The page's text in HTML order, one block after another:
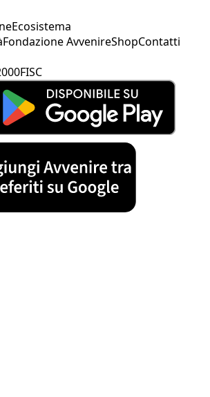
Ecosistema
Fondazione AvvenireShopContatti
FISC